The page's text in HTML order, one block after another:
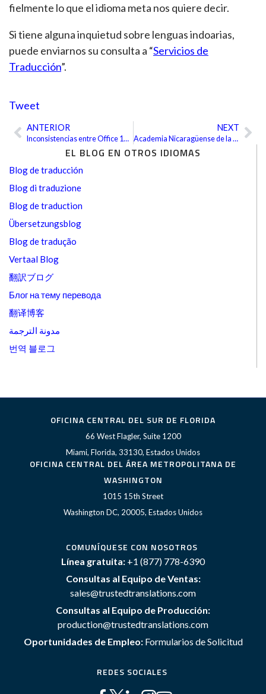
EL BLOG EN OTROS IDIOMAS
Blog de traducción
Blog di traduzione
Blog de traduction
Übersetzungsblog
Blog de tradução
Vertaal Blog
翻訳ブログ
Блог на тему перевода
翻译博客
مدونة الترجمة
번역 블로그
fielmente lo que el idioma meta nos quiere decir.
Si tiene alguna inquietud sobre lenguas indoarias,
puede enviarnos su consulta a “Servicios de
Traducción”.
Tweet
AntANTERIOR
Inconsistencias entre Office 1997 y 2007
NEXT
Academia Nicaragüense de la Lengua
OFICINA CENTRAL DEL SUR DE FLORIDA
66 West Flagler, Suite 1200
Miami, Florida, 33130, Estados Unidos
OFICINA CENTRAL DEL ÁREA METROPOLITANA DE
WASHINGTON
1015 15th Street
Washington DC, 20005, Estados Unidos
COMUNÍQUESE CON NOSOTROS
Línea gratuita: +1 (877) 778-6390
Consultas al Equipo de Ventas:
sales@trustedtranslations.com
Consultas al Equipo de Producción:
production@trustedtranslations.com
Oportunidades de Empleo: Formularios de Solicitud
REDES SOCIALES